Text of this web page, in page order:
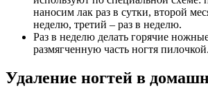
наносим лак раз в сутки, второй
неделю, третий – раз в неделю.
Раз в неделю делать горячие
размягченную часть ногтя пилочкой.
Удаление ногтей в